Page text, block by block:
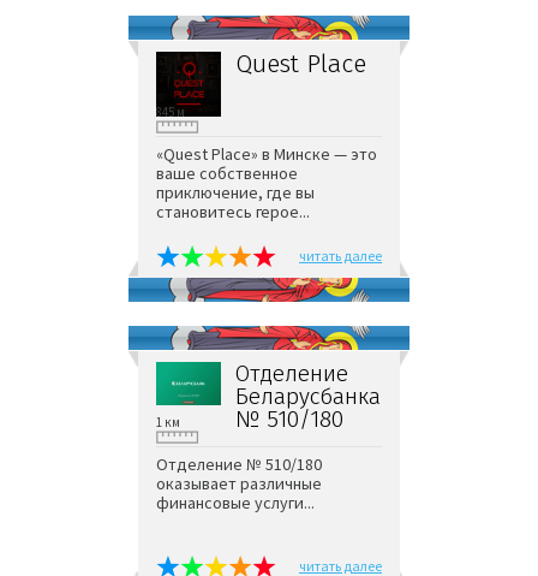
Quest Place
845 м
«Quest Place» в Минске — это
ваше собственное
приключение, где вы
становитесь герое...
читать далее
Отделение
Беларусбанка
№ 510/180
1 км
Отделение № 510/180
оказывает различные
финансовые услуги...
читать далее